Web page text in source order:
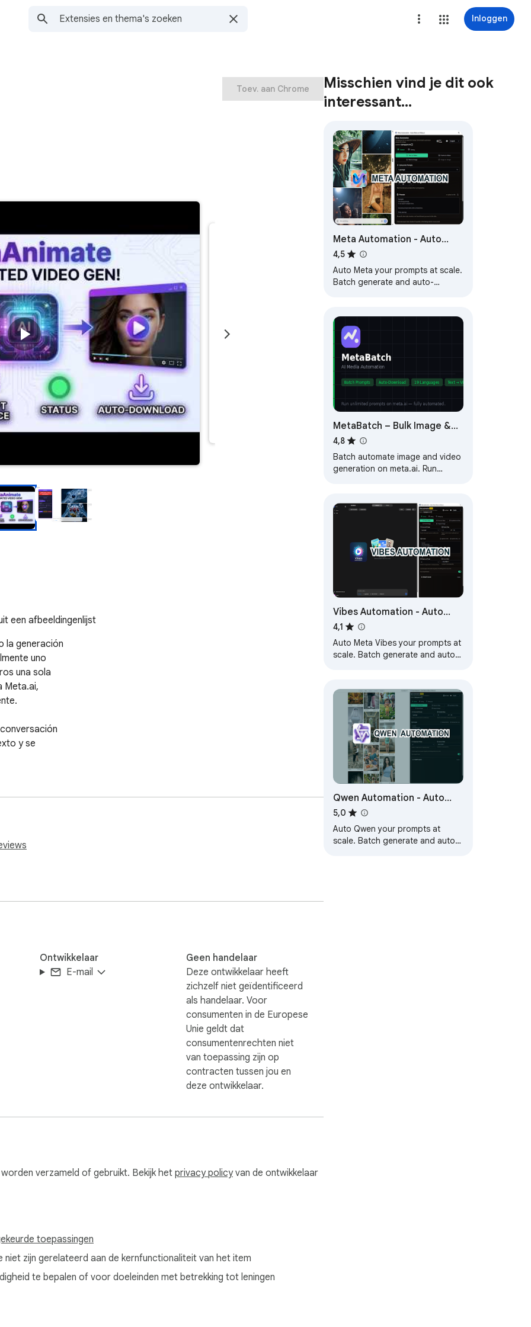
Inloggen
Toev. aan Chrome
een afbeeldingenlijst
la generación
uno
una sola
Meta.ai,
y se
en tareas
manual
Ontwikkelaar
E-mail
Geen handelaar
Deze ontwikkelaar heeft
zichzelf niet geïdentificeerd
als handelaar. Voor
consumenten in de Europese
Unie geldt dat
consumentenrechten niet
van toepassing zijn op
contracten tussen jou en
deze ontwikkelaar.
verzameld of gebruikt. Bekijk het privacy policyvan de ontwikkelaar
toepassingen
zijn gerelateerd aan de kernfunctionaliteit van het item
te bepalen of voor doeleinden met betrekking tot leningen
Misschien vind je dit ook
interessant…
Meta Automation - Auto
Meta on Meta.ai
4,5
Auto Meta your prompts at scale.
Batch generate and auto-
MetaBatch – Bulk Image &
Video Generator for Meta AI
4,8
Batch automate image and video
generation on meta.ai. Run
Vibes Automation - Auto
Meta Vibes on Vibes.ai
4,1
Auto Meta Vibes your prompts at
scale. Batch generate and auto-
Qwen Automation - Auto
Qwen on Qwen.ai
5,0
Auto Qwen your prompts at
scale. Batch generate and auto-